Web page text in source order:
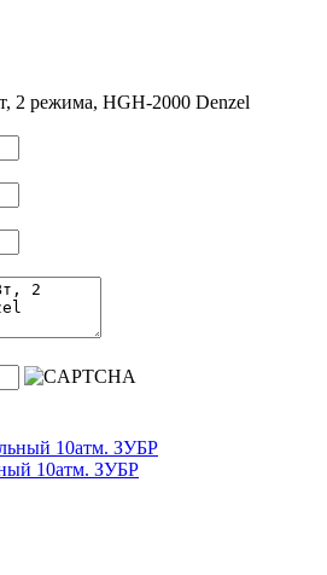
2 режима, HGH-2000 Denzel
10атм. ЗУБР